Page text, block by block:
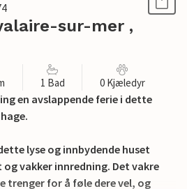
sur-mer ,
1 Bad 0 Kjæledyr
en avslappende ferie i dette
lyse og innbydende huset
vakker innredning. Det vakre
trenger for å føle dere vel, og